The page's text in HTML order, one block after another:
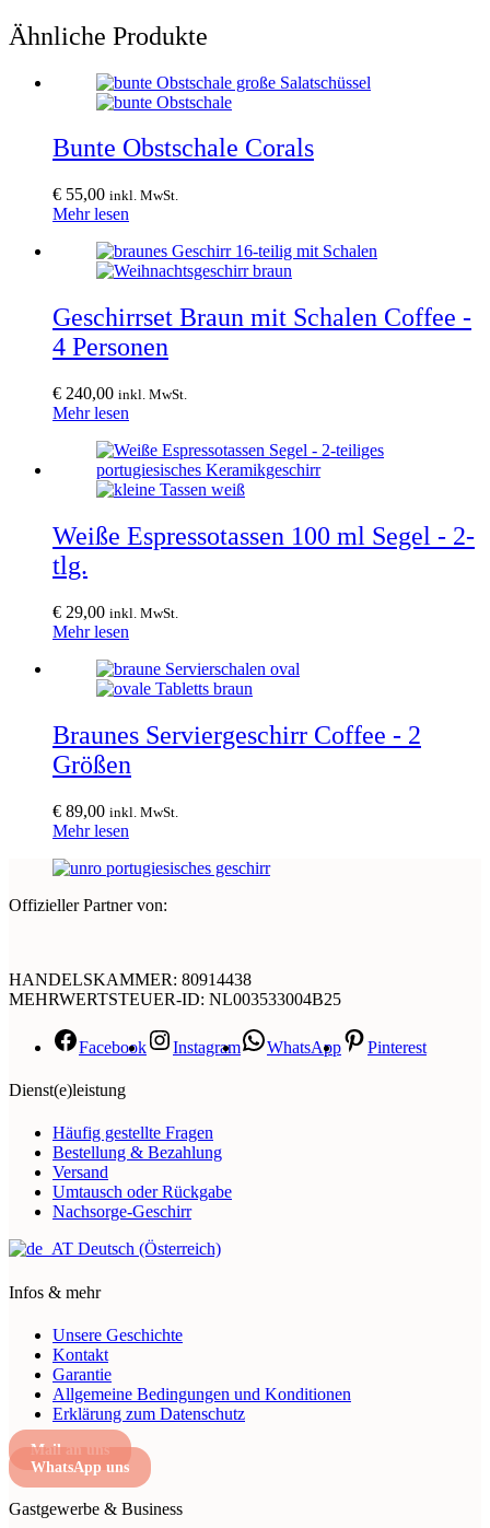
Ähnliche Produkte
Bunte Obstschale Corals
€ 55,00 inkl. MwSt.
Mehr lesen
Geschirrset Braun mit Schalen Coffee -
4 Personen
€ 240,00 inkl. MwSt.
Mehr lesen
Weiße Espressotassen 100 ml Segel - 2-
tlg.
€ 29,00 inkl. MwSt.
Mehr lesen
Braunes Serviergeschirr Coffee - 2
Größen
€ 89,00 inkl. MwSt.
Mehr lesen
Offizieller Partner von:
HANDELSKAMMER: 80914438
MEHRWERTSTEUER-ID: NL003533004B25
Facebook Instagram WhatsApp Pinterest
Dienst(e)leistung
Häufig gestellte Fragen
Bestellung & Bezahlung
Versand
Umtausch oder Rückgabe
Nachsorge-Geschirr
Deutsch (Österreich)
Infos & mehr
Unsere Geschichte
Kontakt
Garantie
Allgemeine Bedingungen und Konditionen
Erklärung zum Datenschutz
Mail an uns
WhatsApp uns
Gastgewerbe & Business